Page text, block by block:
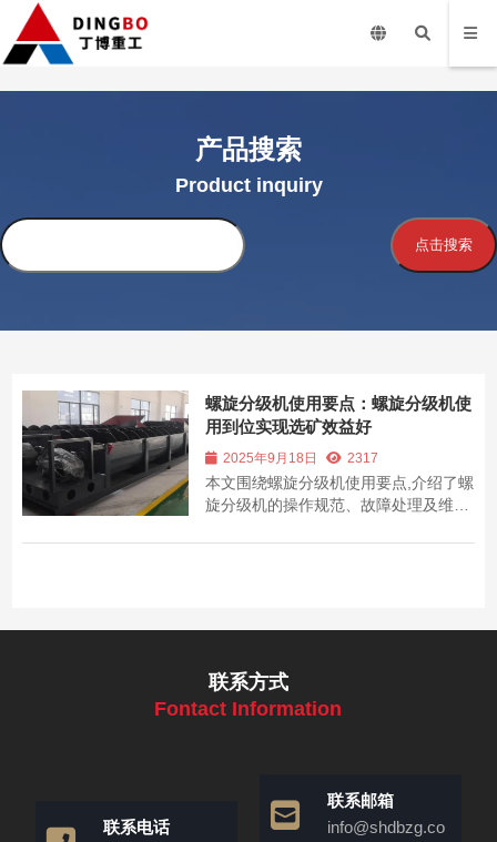
产品搜索
Product inquiry
点击搜索
螺旋分级机使用要点：螺旋分级机使
用到位实现选矿效益好
2025年9月18日 2317
本文围绕螺旋分级机使用要点,介绍了螺
旋分级机的操作规范、故障处理及维护
成本。
联系方式
Fontact Information
联系电话
联系邮箱
info@shdbzg.co